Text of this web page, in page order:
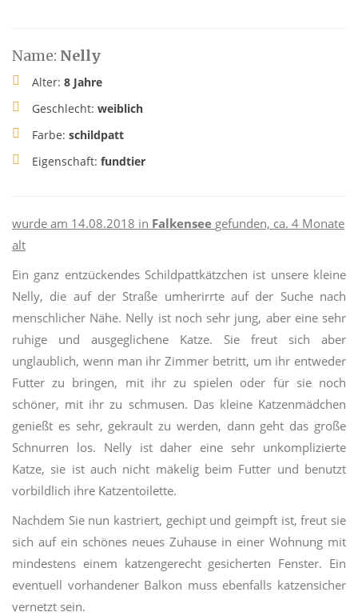
Name: Nelly
Alter: 8 Jahre
Geschlecht: weiblich
Farbe: schildpatt
Eigenschaft: fundtier
wurde am 14.08.2018 in Falkensee gefunden, ca. 4 Monate
alt
Ein ganz entzückendes Schildpattkätzchen ist unsere kleine
Nelly, die auf der Straße umherirrte auf der Suche nach
menschlicher Nähe. Nelly ist noch sehr jung, aber eine sehr
ruhige und ausgeglichene Katze. Sie freut sich aber
unglaublich, wenn man ihr Zimmer betritt, um ihr entweder
Futter zu bringen, mit ihr zu spielen oder für sie noch
schöner, mit ihr zu schmusen. Das kleine Katzenmädchen
genießt es sehr, gekrault zu werden, dann geht das große
Schnurren los. Nelly ist daher eine sehr unkomplizierte
Katze, sie ist auch nicht mäkelig beim Futter und benutzt
vorbildlich ihre Katzentoilette.
Nachdem Sie nun kastriert, gechipt und geimpft ist, freut sie
sich auf ein schönes neues Zuhause in einer Wohnung mit
mindestens einem katzengerecht gesicherten Fenster. Ein
eventuell vorhandener Balkon muss ebenfalls katzensicher
vernetzt sein.